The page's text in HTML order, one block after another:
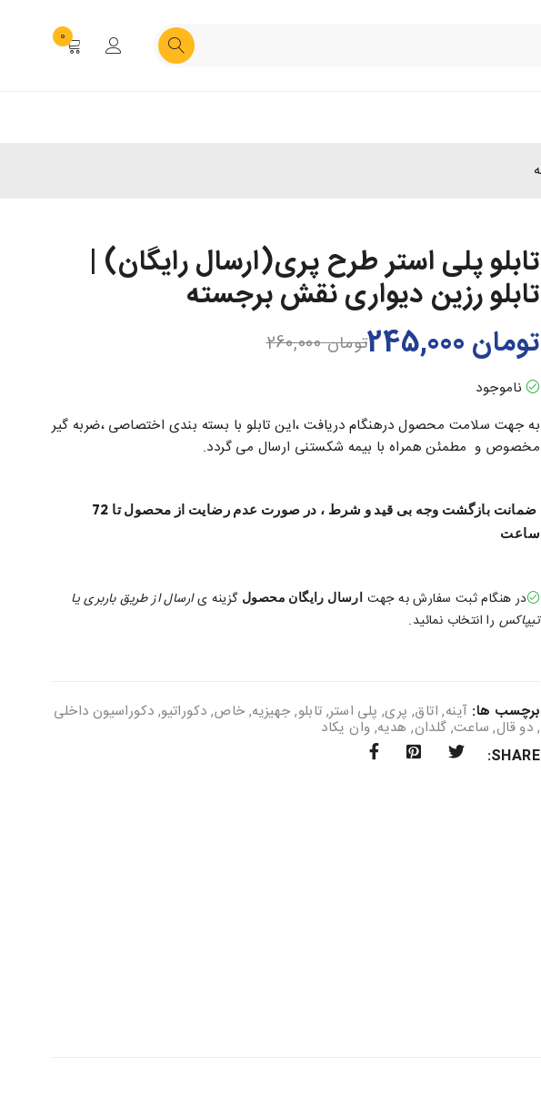
0
تابلو پلی استر طرح پری(ارسال رایگان) |
تابلو رزین دیواری نقش برجسته
تومان260,000 تومان
ناموجود
به جهت سلامت محصول درهنگام دریافت ،این تابلو با بسته بندی اختصاصی ،ضربه گیر
مخصوص و مطمئن همراه با بیمه شکستنی ارسال می گردد.
ضمانت بازگشت وجه بی قید و شرط ، در صورت عدم رضایت از محصول تا 72
ساعت
در هنگام ثبت سفارش به جهت ارسال رایگان محصول گزینه یارسال از طریق باربری یا
تیپاکس را انتخاب نمائید.
برچسب ها: آینه, اتاق, پری, پلی استر, تابلو, جهیزیه, خاص, دکوراتیو, دکوراسیون داخلی
, دو قال, ساعت, گلدان, هدیه, وان یکاد
SHARE: